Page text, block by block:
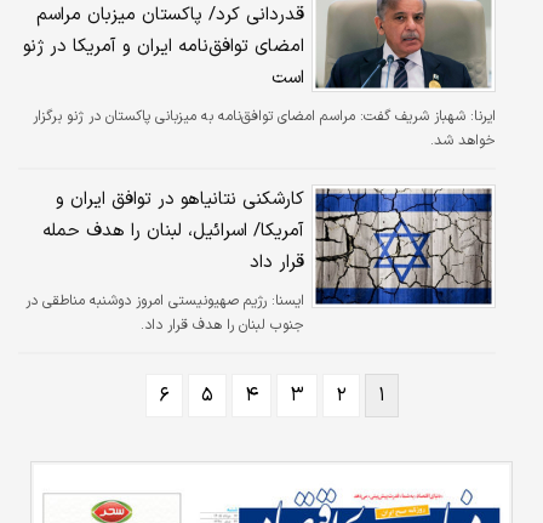
قدردانی کرد/ پاکستان میزبان مراسم
امضای توافق‌نامه ایران و آمریکا در ژنو
است
ایرنا: شهباز شریف گفت: مراسم امضای توافق‌نامه به میزبانی پاکستان در ژنو برگزار
خواهد شد.
کارشکنی نتانیاهو در توافق ایران و
آمریکا/ اسرائیل، لبنان را هدف حمله
قرار داد
ايسنا: رژیم صهیونیستی امروز دوشنبه مناطقی در
جنوب لبنان را هدف قرار داد.
۱ ۲ ۳ ۴ ۵ ۶